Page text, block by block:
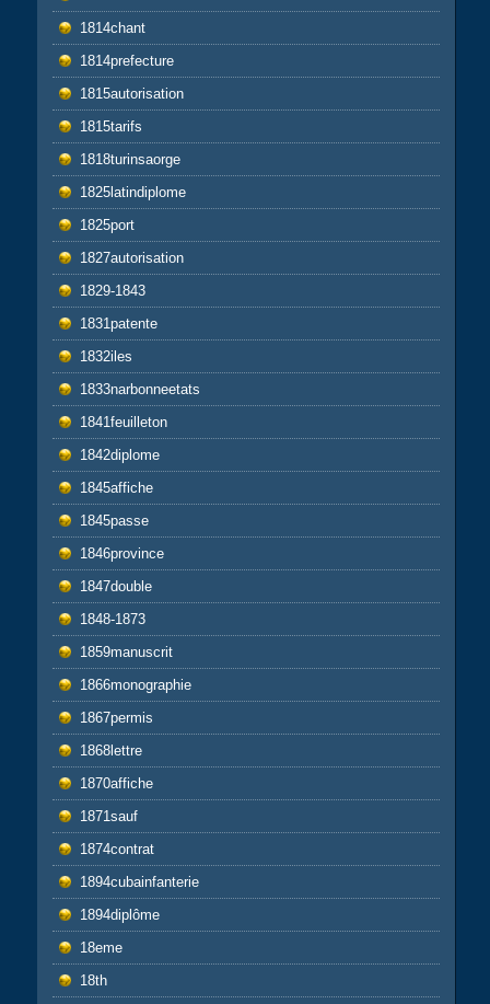
1814chant
1814prefecture
1815autorisation
1815tarifs
1818turinsaorge
1825latindiplome
1825port
1827autorisation
1829-1843
1831patente
1832iles
1833narbonneetats
1841feuilleton
1842diplome
1845affiche
1845passe
1846province
1847double
1848-1873
1859manuscrit
1866monographie
1867permis
1868lettre
1870affiche
1871sauf
1874contrat
1894cubainfanterie
1894diplôme
18eme
18th